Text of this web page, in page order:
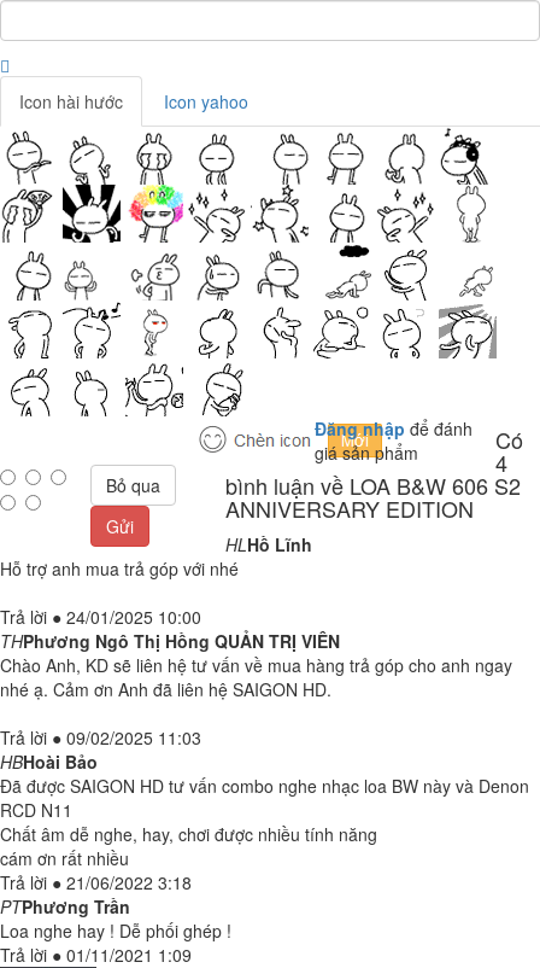
Icon hài hước Icon yahoo
Đăng nhập để đánh
giá sản phẩm
Bỏ qua
Gửi
Có
4
bình luận về LOA B&W 606 S2
ANNIVERSARY EDITION
HLHồ Lĩnh
Hỗ trợ anh mua trả góp với nhé
Trả lời ● 24/01/2025 10:00
THPhương Ngô Thị Hồng QUẢN TRỊ VIÊN
Chào Anh, KD sẽ liên hệ tư vấn về mua hàng trả góp cho anh ngay
nhé ạ. Cảm ơn Anh đã liên hệ SAIGON HD.
Trả lời ● 09/02/2025 11:03
HBHoài Bảo
Đã được SAIGON HD tư vấn combo nghe nhạc loa BW này và Denon
RCD N11
Chất âm dễ nghe, hay, chơi được nhiều tính năng
cám ơn rất nhiều
Trả lời ● 21/06/2022 3:18
PTPhương Trần
Loa nghe hay ! Dễ phối ghép !
Trả lời ● 01/11/2021 1:09